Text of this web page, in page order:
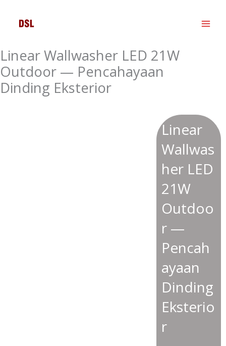
Linear Wallwasher LED 21W
Outdoor — Pencahayaan
Dinding Eksterior
Linear
Wallwas
her LED
21W
Outdoo
r —
Pencah
ayaan
Dinding
Eksterio
r